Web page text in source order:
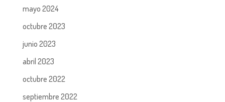
mayo 2024
octubre 2023
junio 2023
abril 2023
octubre 2022
septiembre 2022